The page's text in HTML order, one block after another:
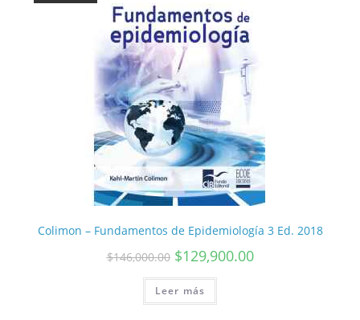
Colimon – Fundamentos de Epidemiología 3 Ed. 2018
$146,000.00 $129,900.00
Leer más